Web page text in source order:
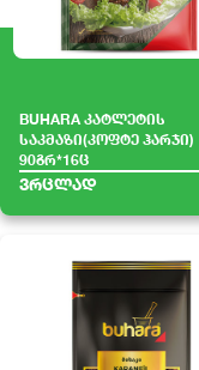
BUHARA კატლეტის
საკმაზი(კოფტე ჰარჯი)
90გრ*16ც
ვრცლად